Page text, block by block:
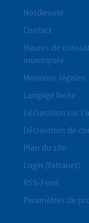
Notdienste
Contact
Heures de
municipale
Mentions légales
Langage facile
Déclaration sur
Déclaration de
Plan du site
Login (Extranet)
RSS-Feed
Paramètres de